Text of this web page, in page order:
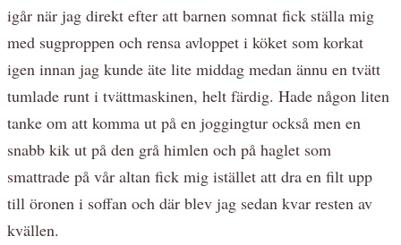
igår när jag direkt efter att barnen somnat fick ställa mig
med sugproppen och rensa avloppet i köket som korkat
igen innan jag kunde äte lite middag medan ännu en tvätt
tumlade runt i tvättmaskinen, helt färdig. Hade någon liten
tanke om att komma ut på en joggingtur också men en
snabb kik ut på den grå himlen och på haglet som
smattrade på vår altan fick mig istället att dra en filt upp
till öronen i soffan och där blev jag sedan kvar resten av
kvällen.